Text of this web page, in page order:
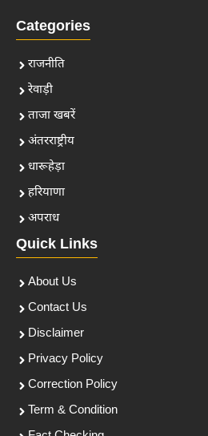
Categories
राजनीति
रेवाड़ी
ताजा खबरें
अंतरराष्ट्रीय
धारूहेड़ा
हरियाणा
अपराध
Quick Links
About Us
Contact Us
Disclaimer
Privacy Policy
Correction Policy
Term & Condition